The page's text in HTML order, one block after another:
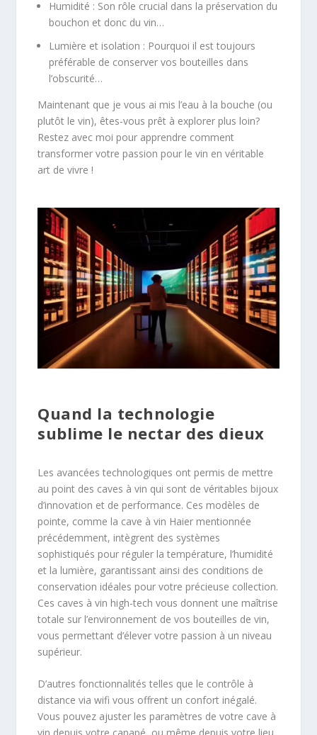
Humidité : Son rôle crucial dans la préservation du
bouchon et donc du vin…
Lumière et isolation : Pourquoi il est toujours
préférable de conserver vos bouteilles dans
l’obscurité…
Maintenant que je vous ai mis l’eau à la bouche (ou
plutôt le vin), êtes-vous prêt à explorer plus loin?
Restez avec moi pour apprendre comment
transformer votre passion pour le vin en véritable
art de vivre !
Quand la technologie
sublime le nectar des dieux
Les avancées technologiques ont permis de mettre
au point des caves à vin qui sont de véritables bijoux
d’innovation et de performance. Ces modèles de
pointe, comme la cave à vin Haier mentionnée
précédemment, intègrent des systèmes
sophistiqués pour réguler la température, l’humidité
et la lumière, garantissant ainsi des conditions de
conservation idéales pour votre précieuse collection.
Ces caves à vin high-tech vous donnent une maîtrise
totale sur l’environnement de vos bouteilles de vin,
vous permettant d’élever votre passion à un niveau
supérieur.
D’autres fonctionnalités telles que le contrôle à
distance via wifi vous offrent un confort inégalé.
Vous pouvez ajuster les paramètres de votre cave à